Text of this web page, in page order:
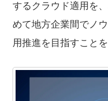
するクラウド適用を
めて地方企業間でノ
用推進を目指すこと